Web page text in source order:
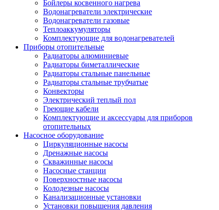
Бойлеры косвенного нагрева
Водонагреватели электрические
Водонагреватели газовые
Теплоаккумуляторы
Комплектующие для водонагревателей
Приборы отопительные
Радиаторы алюминиевые
Радиаторы биметаллические
Радиаторы стальные панельные
Радиаторы стальные трубчатые
Конвекторы
Электрический теплый пол
Греющие кабели
Комплектующие и аксессуары для приборов
отопительных
Насосное оборудование
Циркуляционные насосы
Дренажные насосы
Скважинные насосы
Насосные станции
Поверхностные насосы
Колодезные насосы
Канализационные установки
Установки повышения давления